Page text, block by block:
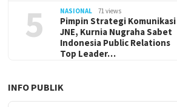
5 NASIONAL 71 views
Pimpin Strategi Komunikasi
JNE, Kurnia Nugraha Sabet
Indonesia Public Relations
Top Leader…
INFO PUBLIK